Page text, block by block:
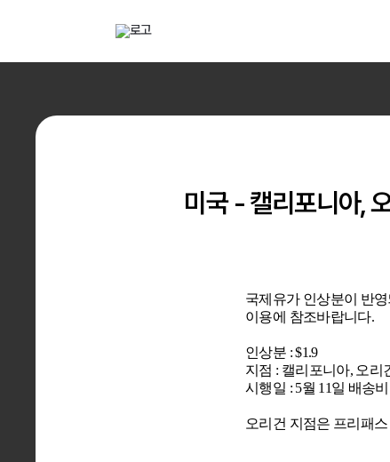
해외직구 배송대행 · 구매대행 서비스 토스토스 배대지
미국 - 캘리포니아,
국제유가 인상분이 반
이용에 참조바랍니다.
인상분 : $1.9
지점 : 캘리포니아, 오리
시행일 : 5월 11일 배송
오리건 지점은 프리패